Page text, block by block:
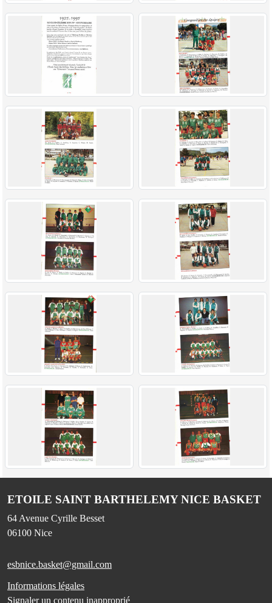
ETOILE SAINT BARTHELEMY NICE BASKET
64 Avenue Cyrille Besset
06100 Nice
esbnice.basket@gmail.com
Informations légales
Signaler un contenu inapproprié